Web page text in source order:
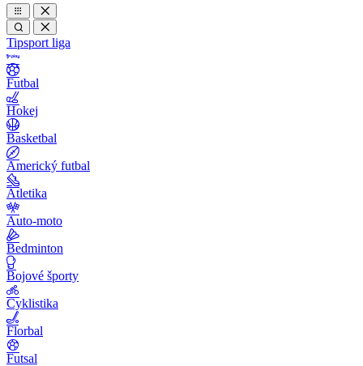
Tipsport liga
Futbal
Hokej
Basketbal
Americký futbal
Atletika
Auto-moto
Bedminton
Bojové športy
Cyklistika
Florbal
Futsal